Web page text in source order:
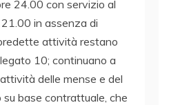
24.00 con servizio al
in assenza di
attività restano
10; continuano a
delle mense e del
base contrattuale, che